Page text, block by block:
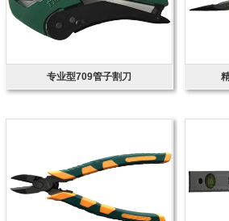
专业型709管子割刀